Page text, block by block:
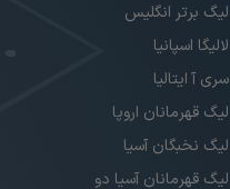
لیگ برتر انگلیس
لالیگا اسپانیا
سری آ ایتالیا
لیگ قهرمانان اروپا
لیگ نخبگان آسیا
لیگ قهرمانان آسیا دو